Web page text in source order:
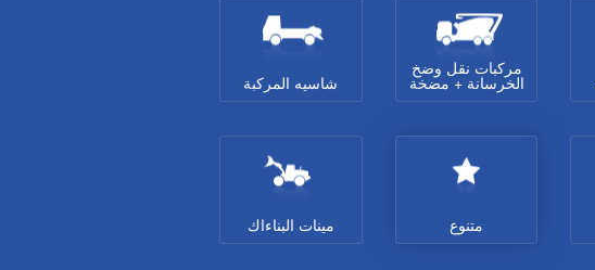
مركبات نقل وضخ
الخرسانة + مضخة شاسيه المركبة
متنوع مينات البناءاك